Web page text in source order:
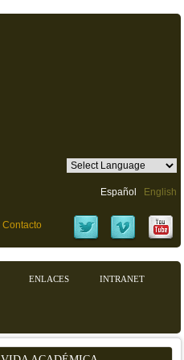
Español English
Contacto
ENLACES INTRANET